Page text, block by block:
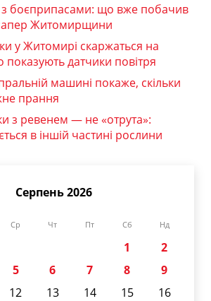
з боєприпасами: що вже побачив
Житомирщини
у Житомирі скаржаться на
показують датчики повітря
машині покаже, скільки
прання
з ревенем — не «отрута»:
в іншій частині рослини
Серпень 2026
Ср Чт Пт Сб Нд
1
2
5 6 7 8
9
12 13 14 15
16